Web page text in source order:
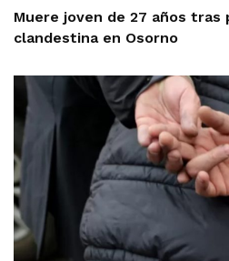
Muere joven de 27 años tras
clandestina en Osorno